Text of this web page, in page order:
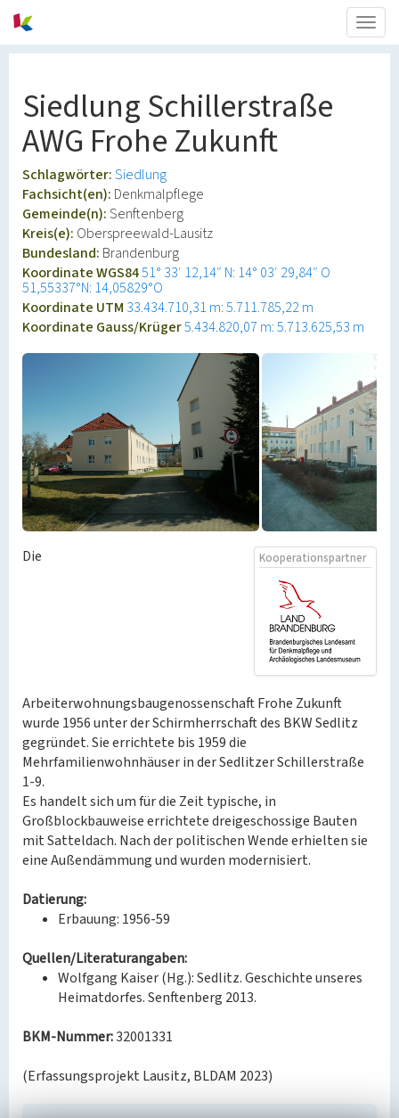
Siedlung Schillerstraße
AWG Frohe Zukunft
Schlagwörter:Siedlung
Fachsicht(en): Denkmalpflege
Gemeinde(n):Senftenberg
Kreis(e): Oberspreewald-Lausitz
Bundesland: Brandenburg
Koordinate WGS8451° 33′ 12,14″ N: 14° 03′ 29,84″ O
51,55337°N: 14,05829°O
Koordinate UTM 33.434.710,31 m: 5.711.785,22 m
Koordinate Gauss/Krüger5.434.820,07 m: 5.713.625,53 m
Kooperationspartner
Die
Arbeiterwohnungsbaugenossenschaft Frohe Zukunft
wurde 1956 unter der Schirmherrschaft des BKW Sedlitz
gegründet. Sie errichtete bis 1959 die
Mehrfamilienwohnhäuser in der Sedlitzer Schillerstraße
1-9.
Es handelt sich um für die Zeit typische, in
Großblockbauweise errichtete dreigeschossige Bauten
mit Satteldach. Nach der politischen Wende erhielten sie
eine Außendämmung und wurden modernisiert.
Datierung:
Erbauung: 1956-59
Quellen/Literaturangaben:
Wolfgang Kaiser (Hg.): Sedlitz. Geschichte unseres
Heimatdorfes. Senftenberg 2013.
BKM-Nummer:32001331
(Erfassungsprojekt Lausitz, BLDAM 2023)